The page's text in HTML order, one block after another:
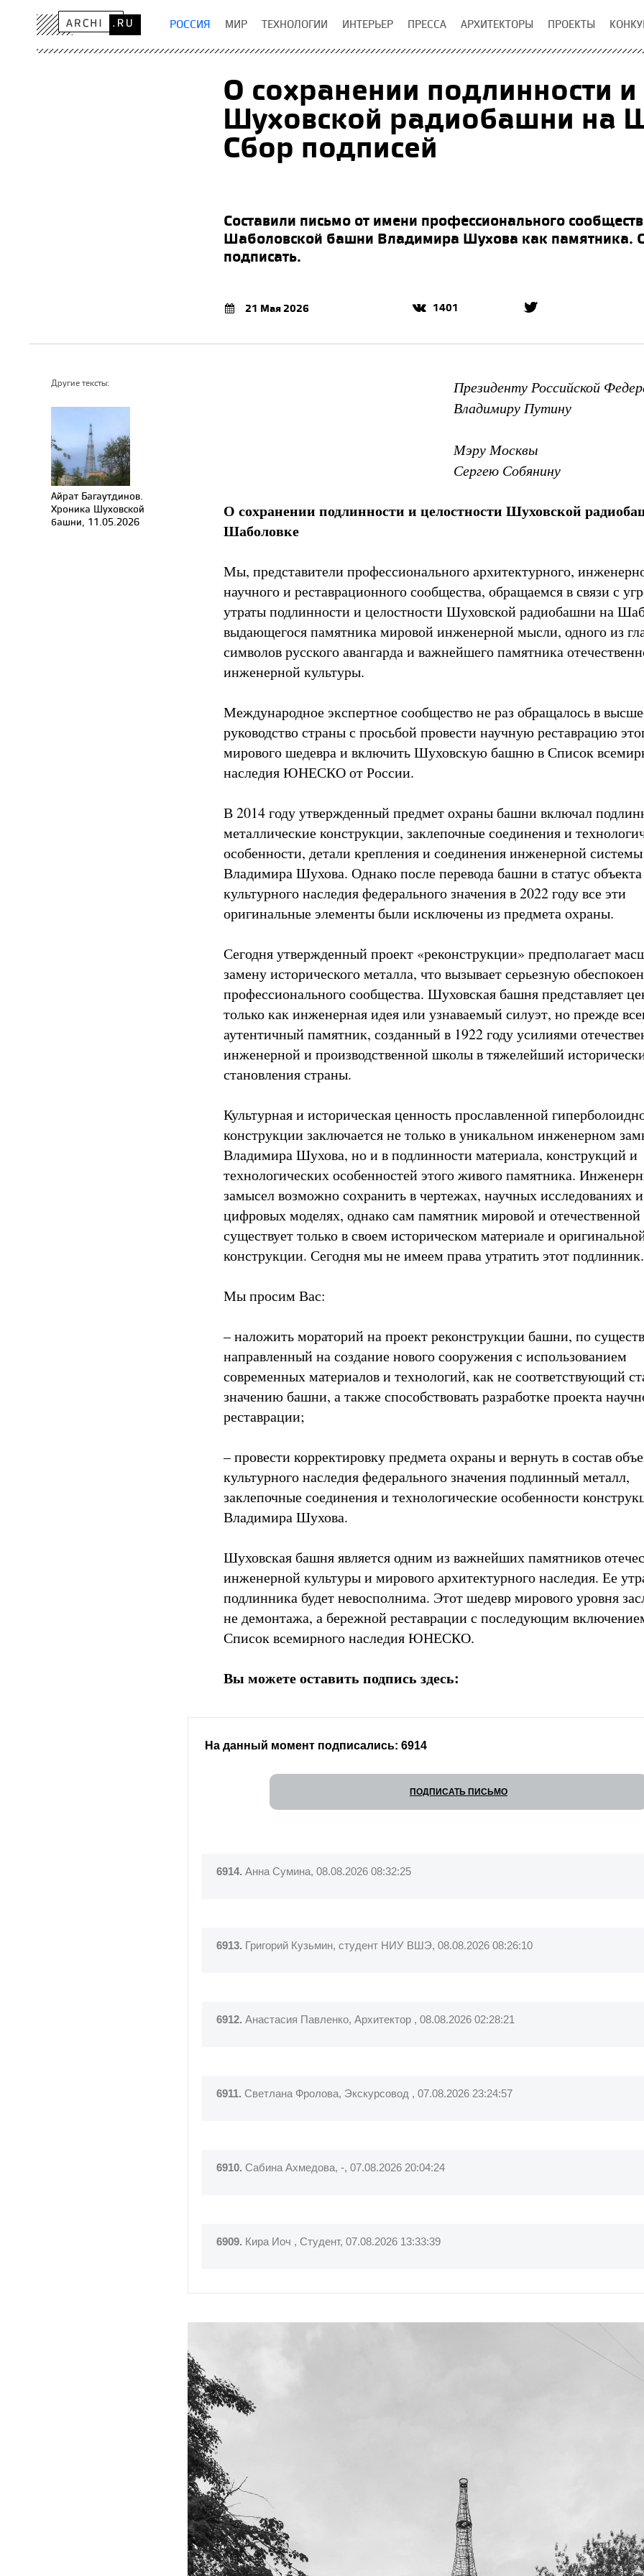
РОССИЯ МИР ТЕХНОЛОГИИ ИНТЕРЬЕР ПРЕССА АРХИТЕКТОРЫ ПРОЕКТЫ
О сохранении подлинности и
Шуховской радиобашни на
Сбор подписей
Составили письмо от имени профессионального
Шаболовской башни Владимира Шухова как памятника.
подписать.
21 Мая 2026 1401
Другие тексты:
Айрат Багаутдинов.
Хроника Шуховской
башни, 11.05.2026
Президенту Российской
Владимиру Путину
Мэру Москвы
Сергею Собянину
О сохранении подлинности и целостности Шуховской
Шаболовке
Мы, представители профессионального архитектурного,
научного и реставрационного сообщества, обращаемся в связи с
утраты подлинности и целостности Шуховской радиобашни на
выдающегося памятника мировой инженерной мысли, одного из
символов русского авангарда и важнейшего памятника
инженерной культуры.
Международное экспертное сообщество не раз обращалось в
руководство страны с просьбой провести научную реставрацию
мирового шедевра и включить Шуховскую башню в Список
наследия ЮНЕСКО от России.
В 2014 году утвержденный предмет охраны башни включал
металлические конструкции, заклепочные соединения и
особенности, детали крепления и соединения инженерной системы
Владимира Шухова. Однако после перевода башни в статус объекта
культурного наследия федерального значения в 2022 году все эти
оригинальные элементы были исключены из предмета охраны.
Сегодня утвержденный проект «реконструкции» предполагает
замену исторического металла, что вызывает серьезную
профессионального сообщества. Шуховская башня представляет
только как инженерная идея или узнаваемый силуэт, но прежде
аутентичный памятник, созданный в 1922 году усилиями
инженерной и производственной школы в тяжелейший
становления страны.
Культурная и историческая ценность прославленной
конструкции заключается не только в уникальном инженерном
Владимира Шухова, но и в подлинности материала, конструкций и
технологических особенностей этого живого памятника.
замысел возможно сохранить в чертежах, научных исследованиях и
цифровых моделях, однако сам памятник мировой и отечественной
существует только в своем историческом материале и
конструкции. Сегодня мы не имеем права утратить этот подлинник.
Мы просим Вас:
– наложить мораторий на проект реконструкции башни, по
направленный на создание нового сооружения с использованием
современных материалов и технологий, как не соответствующий
значению башни, а также способствовать разработке проекта
реставрации;
– провести корректировку предмета охраны и вернуть в состав
культурного наследия федерального значения подлинный металл,
заклепочные соединения и технологические особенности
Владимира Шухова.
Шуховская башня является одним из важнейших памятников
инженерной культуры и мирового архитектурного наследия. Ее
подлинника будет невосполнима. Этот шедевр мирового уровня
не демонтажа, а бережной реставрации с последующим
Список всемирного наследия ЮНЕСКО.
Вы можете оставить подпись здесь: